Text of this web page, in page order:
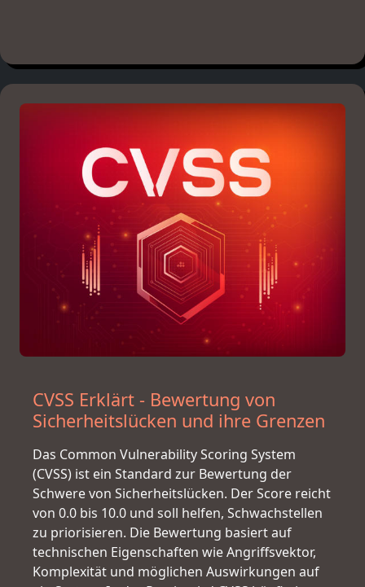
CVSS Erklärt - Bewertung von
Sicherheitslücken und ihre Grenzen
Das Common Vulnerability Scoring System
(CVSS) ist ein Standard zur Bewertung der
Schwere von Sicherheitslücken. Der Score reicht
von 0.0 bis 10.0 und soll helfen, Schwachstellen
zu priorisieren. Die Bewertung basiert auf
technischen Eigenschaften wie Angriffsvektor,
Komplexität und möglichen Auswirkungen auf